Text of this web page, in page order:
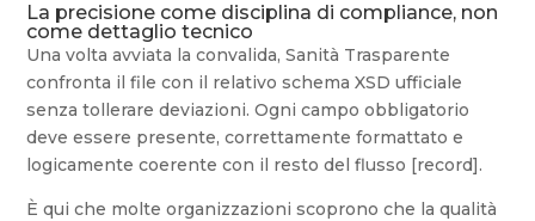
La precisione come disciplina di compliance, non
come dettaglio tecnico
Una volta avviata la convalida, Sanità Trasparente
confronta il file con il relativo schema XSD ufficiale
senza tollerare deviazioni. Ogni campo obbligatorio
deve essere presente, correttamente formattato e
logicamente coerente con il resto del flusso [record].
È qui che molte organizzazioni scoprono che la qualità